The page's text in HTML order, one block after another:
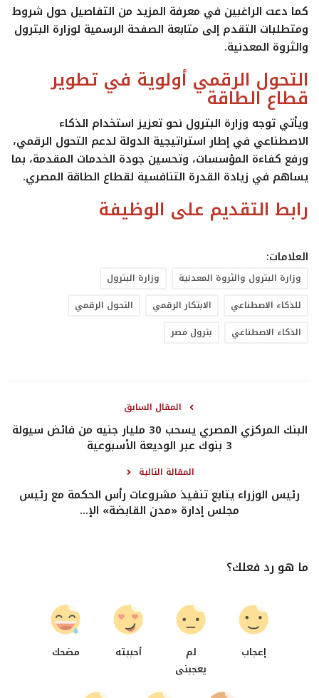
كما دعت الراغبين في معرفة المزيد من التفاصيل حول شروط
ومتطلبات التقدم إلى متابعة الصفحة الرسمية لوزارة البترول
والثروة المعدنية.
التحول الرقمي أولوية في تطوير
قطاع الطاقة
ويأتي توجه وزارة البترول نحو تعزيز استخدام الذكاء
الاصطناعي في إطار استراتيجية الدولة لدعم التحول الرقمي،
ورفع كفاءة المؤسسات، وتحسين جودة الخدمات المقدمة، بما
يساهم في زيادة القدرة التنافسية لقطاع الطاقة المصري.
رابط التقديم على الوظيفة
العلامات:
وزارة البترول والثروة المعدنية
وزارة البترول
للذكاء الاصطناعي
الابتكار الرقمي
التحول الرقمي
الذكاء الاصطناعي
بترول مصر
المقال السابق
البنك المركزي المصري يسحب 30 مليار جنيه من فائض سيولة
3 بنوك عبر الوديعة الأسبوعية
المقالة التالية
رئيس الوزراء يتابع تنفيذ مشروعات رأس الحكمة مع رئيس
مجلس إدارة «مدن القابضة» الإ...
ما هو رد فعلك؟
إعجاب
لم
يعجبنى
أحببته مضحك
0